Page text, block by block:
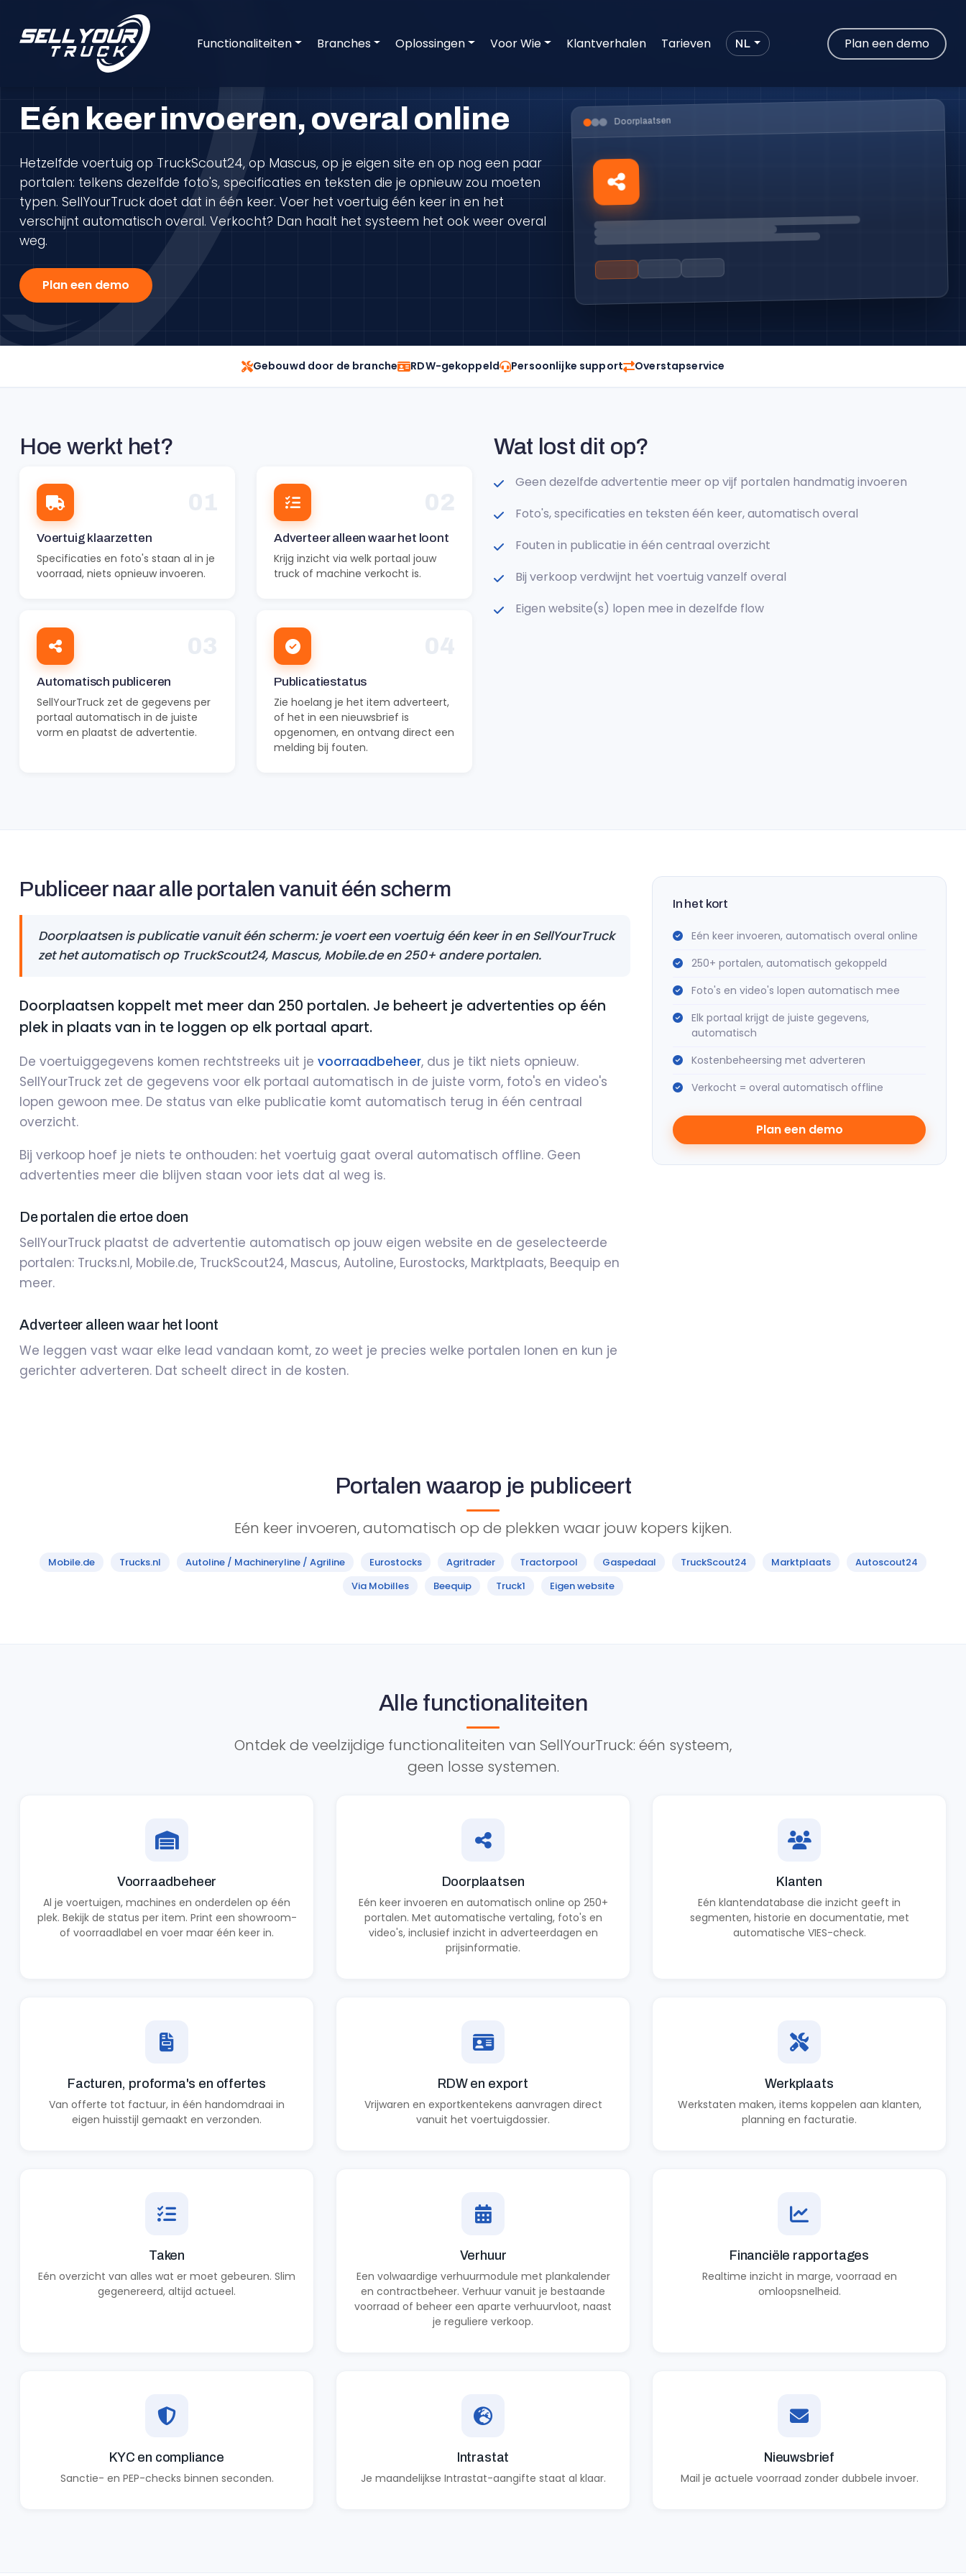
Functionaliteiten Branches Oplossingen Voor Wie Klantverhalen Tarieven NL Plan een demo
Eén keer invoeren, overal online
Hetzelfde voertuig op TruckScout24, op Mascus, op je eigen site en op nog een paar
portalen: telkens dezelfde foto's, specificaties en teksten die je opnieuw zou moeten
typen. SellYourTruck doet dat in één keer. Voer het voertuig één keer in en het
verschijnt automatisch overal. Verkocht? Dan haalt het systeem het ook weer overal
weg.
Plan een demo
Doorplaatsen
Gebouwd door de branche RDW-gekoppeld Persoonlijke support Overstapservice
Hoe werkt het?
Voertuig klaarzetten
Specificaties en foto's staan al in je
voorraad, niets opnieuw invoeren.
Adverteer alleen waar het loont
Krijg inzicht via welk portaal jouw
truck of machine verkocht is.
Automatisch publiceren
SellYourTruck zet de gegevens per
portaal automatisch in de juiste
vorm en plaatst de advertentie.
Publicatiestatus
Zie hoelang je het item adverteert,
of het in een nieuwsbrief is
opgenomen, en ontvang direct een
melding bij fouten.
Wat lost dit op?
Geen dezelfde advertentie meer op vijf portalen handmatig invoeren
Foto's, specificaties en teksten één keer, automatisch overal
Fouten in publicatie in één centraal overzicht
Bij verkoop verdwijnt het voertuig vanzelf overal
Eigen website(s) lopen mee in dezelfde flow
Publiceer naar alle portalen vanuit één scherm
Doorplaatsen is publicatie vanuit één scherm: je voert een voertuig één keer in en SellYourTruck
zet het automatisch op TruckScout24, Mascus, Mobile.de en 250+ andere portalen.
Doorplaatsen koppelt met meer dan 250 portalen. Je beheert je advertenties op één
plek in plaats van in te loggen op elk portaal apart.
De voertuiggegevens komen rechtstreeks uit je voorraadbeheer, dus je tikt niets opnieuw.
SellYourTruck zet de gegevens voor elk portaal automatisch in de juiste vorm, foto's en video's
lopen gewoon mee. De status van elke publicatie komt automatisch terug in één centraal
overzicht.
Bij verkoop hoef je niets te onthouden: het voertuig gaat overal automatisch offline. Geen
advertenties meer die blijven staan voor iets dat al weg is.
De portalen die ertoe doen
SellYourTruck plaatst de advertentie automatisch op jouw eigen website en de geselecteerde
portalen: Trucks.nl, Mobile.de, TruckScout24, Mascus, Autoline, Eurostocks, Marktplaats, Beequip en
meer.
Adverteer alleen waar het loont
We leggen vast waar elke lead vandaan komt, zo weet je precies welke portalen lonen en kun je
gerichter adverteren. Dat scheelt direct in de kosten.
In het kort
Eén keer invoeren, automatisch overal online
250+ portalen, automatisch gekoppeld
Foto's en video's lopen automatisch mee
Elk portaal krijgt de juiste gegevens,
automatisch
Kostenbeheersing met adverteren
Verkocht = overal automatisch offline
Plan een demo
Portalen waarop je publiceert
Eén keer invoeren, automatisch op de plekken waar jouw kopers kijken.
Mobile.de Trucks.nl Autoline / Machineryline / Agriline Eurostocks Agritrader Tractorpool Gaspedaal TruckScout24 Marktplaats
Autoscout24
Via Mobilles
Beequip Truck1 Eigen website
Alle functionaliteiten
Ontdek de veelzijdige functionaliteiten van SellYourTruck: één systeem,
geen losse systemen.
Voorraadbeheer
Al je voertuigen, machines en onderdelen op één
plek. Bekijk de status per item. Print een showroom-
of voorraadlabel en voer maar één keer in.
Doorplaatsen
Eén keer invoeren en automatisch online op 250+
portalen. Met automatische vertaling, foto's en
video's, inclusief inzicht in adverteerdagen en
prijsinformatie.
Klanten
Eén klantendatabase die inzicht geeft in
segmenten, historie en documentatie, met
automatische VIES-check.
Facturen, proforma's en offertes
Van offerte tot factuur, in één handomdraai in
eigen huisstijl gemaakt en verzonden.
RDW en export
Vrijwaren en exportkentekens aanvragen direct
vanuit het voertuigdossier.
Werkplaats
Werkstaten maken, items koppelen aan klanten,
planning en facturatie.
Taken
Eén overzicht van alles wat er moet gebeuren. Slim
gegenereerd, altijd actueel.
Verhuur
Een volwaardige verhuurmodule met plankalender
en contractbeheer. Verhuur vanuit je bestaande
voorraad of beheer een aparte verhuurvloot, naast
je reguliere verkoop.
Financiële rapportages
Realtime inzicht in marge, voorraad en
omloopsnelheid.
KYC en compliance
Sanctie- en PEP-checks binnen seconden.
Intrastat
Je maandelijkse Intrastat-aangifte staat al klaar.
Nieuwsbrief
Mail je actuele voorraad zonder dubbele invoer.